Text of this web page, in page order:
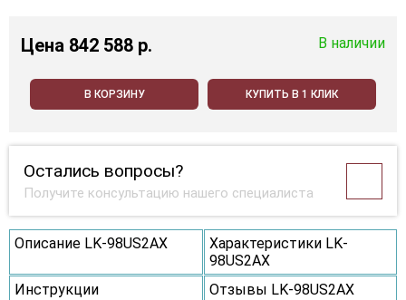
Цена 842 588 p. В наличии
В КОРЗИНУ КУПИТЬ В 1 КЛИК
Остались вопросы?
Получите консультацию нашего специалиста
Описание LK-98US2AX
Характеристики LK-
98US2AX
Инструкции
Отзывы LK-98US2AX